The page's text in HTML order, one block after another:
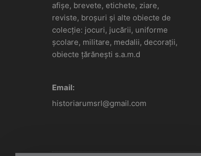
afișe, brevete, etichete, ziare,
reviste, broșuri și alte obiecte de
colecție: jocuri, jucării, uniforme
școlare, militare, medalii, decorații,
obiecte țărănești s.a.m.d
Email:
historiarumsrl@gmail.com